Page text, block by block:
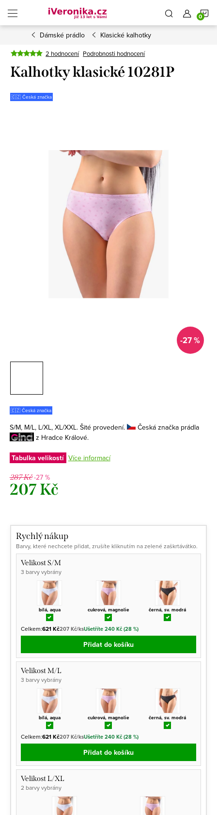
obsah
Dámské prádlo Klasické kalhotky
2 hodnocení Podrobnosti hodnocení
Kalhotky klasické 10281P
🇨🇿 Česká značka
-27 %
🇨🇿 Česká značka
S/M, M/L, L/XL, XL/XXL. Šité provedení.
Česká značka prádla
z Hradce Králové.
Tabulka velikostí Více informací
287 Kč-27 %
207 Kč
Rychlý nákup
Barvy, které nechcete přidat, zrušíte kliknutím na zelené zaškrtávátko.
Velikost S/M
3 barvy vybrány
bílá, aqua cukrová, magnolie černá, sv. modrá
Celkem:621 Kč207 Kč/ksUšetříte 240 Kč (28 %)
Přidat do košíku
Velikost M/L
3 barvy vybrány
bílá, aqua cukrová, magnolie černá, sv. modrá
Celkem:621 Kč207 Kč/ksUšetříte 240 Kč (28 %)
Přidat do košíku
Velikost L/XL
2 barvy vybrány